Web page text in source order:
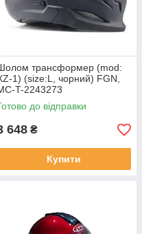
трансформер (mod:
1) (size:L, чорний) FGN,
T-2243273
до відправки
648 ₴
Купити